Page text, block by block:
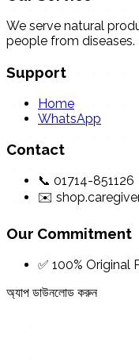
We serve natural
people from diseases.
Support
Home
WhatsApp
Contact
📞 01714-851126
✉️
Our Commitment
✅ 100% Original
অ্যাপ ডাউনলোড করুন